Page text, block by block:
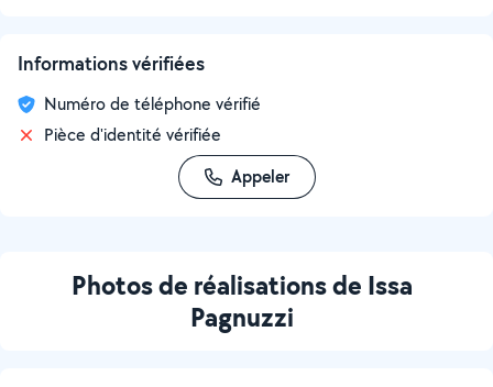
Informations vérifiées
Numéro de téléphone vérifié
Pièce d'identité vérifiée
Appeler
Photos de réalisations de Issa
Pagnuzzi